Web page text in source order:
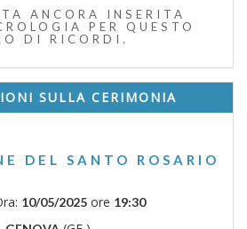
ANCORA INSERITA
PER QUESTO
DI RICORDI.
SULLA CERIMONIA
DEL SANTO ROSARIO
10/05/2025ore 19:30